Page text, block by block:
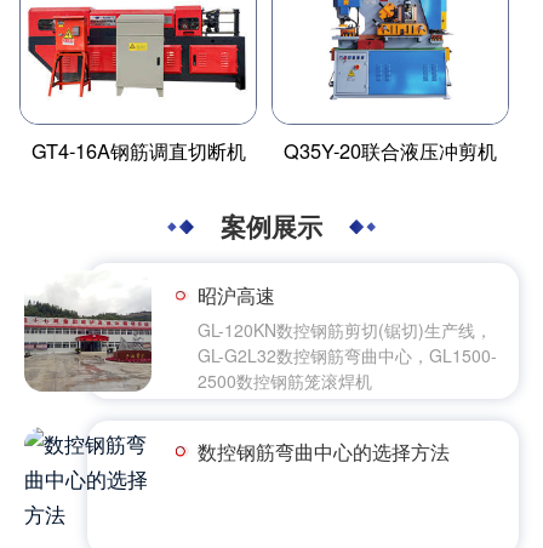
GT4-16A钢筋调直切断机 Q35Y-20联合液压冲剪机
案例展示
昭沪高速
GL-120KN数控钢筋剪切(锯切)生产线，
GL-G2L32数控钢筋弯曲中心，GL1500-
2500数控钢筋笼滚焊机
数控钢筋弯曲中心的选择方法